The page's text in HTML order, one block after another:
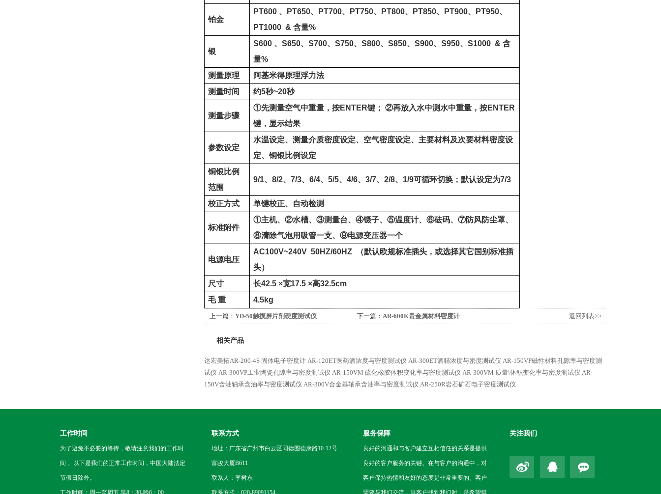
铂金
PT600 、 PT650、 PT700、 PT750、 PT800、 PT850、 PT900、 PT950、
PT1000 & 含量%
银
S600 、 S650、 S700、 S750、 S800、 S850、 S900、 S950、 S1000 & 含
量%
测量原理
阿基米得原理浮力法
测量时间
约5秒~20秒
测量步骤
①先测量空气中重量，按ENTER键； ②再放入水中测水中重量，按ENTER
键，显示结果
参数设定
水温设定、测量介质密度设定、空气密度设定、主要材料及次要材料密度设
定、铜银比例设定
铜银比例
范围
9/1、 8/2、 7/3、 6/4、 5/5、 4/6、 3/7、 2/8、 1/9可循环切换；默认设定为7/3
校正方式 单键校正、自动检测
标准附件
①主机、 ②水槽、 ③测量台、 ④镊子、 ⑤温度计、 ⑥砝码、 ⑦防风防尘罩、
⑧清除气泡用吸管一支、 ⑨电源变压器一个
电源电压
AC100V~240V 50HZ/60HZ （默认 欧规标准插头，或选择其它国别标准插
头）
尺寸
长42.5 ×宽17.5 ×高32.5cm
毛 重 4.5kg
上一篇： YD-50触摸屏片剂硬度测试仪 下一篇： AR-600K贵金属材料密度计 返回列表>>
相关产品
达宏美拓AR-200-4S 固体电子密度计 AR-120ET医药酒浓度与密度测试仪 AR-300ET酒精浓度与密度测试仪 AR-150VP磁性材料孔隙率与密度测
试仪 AR-300VP工业陶瓷孔隙率与密度测试仪 AR-150VM 硫化橡胶体积变化率与密度测试仪 AR-300VM 质量\体积变化率与密度测试仪 AR-
150V含油轴承含油率与密度测试仪 AR-300V合金基轴承含油率与密度测试仪 AR-250R岩石矿石电子密度测试仪
工作时间
为了避免不必要的等待，敬请注意我们的工作时
间 。以下是我们的正常工作时间，中国大陆法定
节假日除外。
工作时间：周一至周五 早8：30-晚6：00
联系方式
地址：广东省广州市白云区同德围德康路10-12号
富骏大厦B611
联系人：李树东
联系方式：020-89091154
服务保障
良好的沟通和与客户建立互相信任的关系是提供
良好的客户服务的关键。在与客户的沟通中，对
客户保持热情和友好的态度是非常重要的。客户
需要与我们交流，当客户找到我们时，是希望得
关注我们